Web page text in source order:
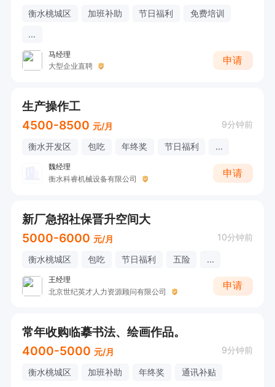
衡水桃城区 加班补助 节日福利
免费培训
...
马经理
大型企业直聘
申请
生产操作工
4500-8500 元/月 9分钟前
衡水开发区 包吃 年终奖 节日福利 ...
魏经理
衡水科睿机械设备有限公司
申请
新厂急招社保晋升空间大
5000-6000 元/月 10分钟前
衡水桃城区 包吃 节日福利 五险 ...
王经理
北京世纪英才人力资源顾问有限公司
申请
常年收购临摹书法、绘画作品。
4000-5000 元/月 9分钟前
衡水桃城区 加班补助 年终奖 通讯补贴